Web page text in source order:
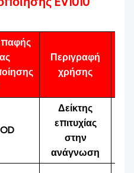
Περιγραφή
χρήσης
Δείκτης
επιτυχίας
στην
ανάγνωση